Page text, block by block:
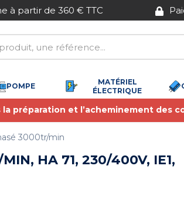
POMPE
MATÉRIEL
ÉLECTRIQUE
préparation et l’acheminement des
3000tr/min
HA 71, 230/400V, IE1,